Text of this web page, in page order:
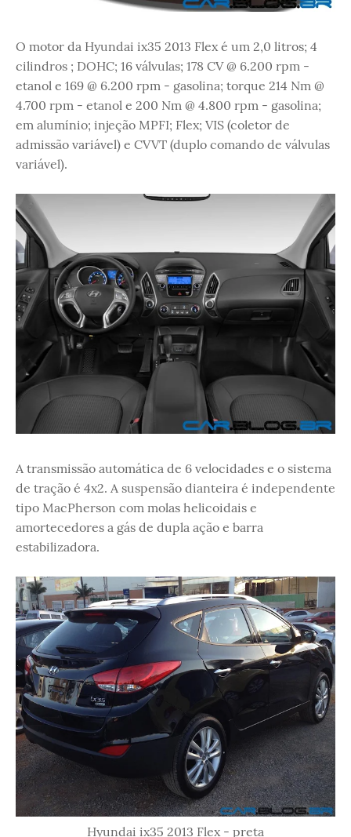
O motor da Hyundai ix35 2013 Flex é um 2,0 litros; 4
cilindros ; DOHC; 16 válvulas; 178 CV @ 6.200 rpm -
etanol e 169 @ 6.200 rpm - gasolina; torque 214 Nm @
4.700 rpm - etanol e 200 Nm @ 4.800 rpm - gasolina;
em alumínio; injeção MPFI; Flex; VIS (coletor de
admissão variável) e CVVT (duplo comando de válvulas
variável).
A transmissão automática de 6 velocidades e o sistema
de tração é 4x2. A suspensão dianteira é independente
tipo MacPherson com molas helicoidais e
amortecedores a gás de dupla ação e barra
estabilizadora.
Hyundai ix35 2013 Flex - preta